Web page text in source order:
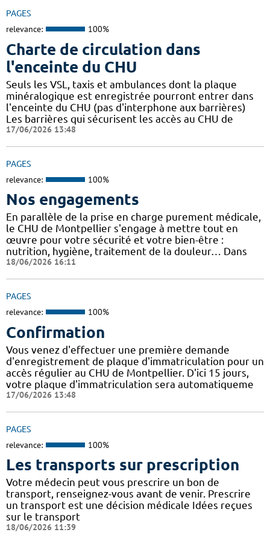
PAGES
relevance: 100%
Charte de circulation dans
l'enceinte du CHU
Seuls les VSL, taxis et ambulances dont la plaque
minéralogique est enregistrée pourront entrer dans
l'enceinte du CHU (pas d'interphone aux barrières)
Les barrières qui sécurisent les accès au CHU de
17/06/2026 13:48
PAGES
relevance: 100%
Nos engagements
En parallèle de la prise en charge purement médicale,
le CHU de Montpellier s'engage à mettre tout en
œuvre pour votre sécurité et votre bien-être :
nutrition, hygiène, traitement de la douleur… Dans
18/06/2026 16:11
PAGES
relevance: 100%
Confirmation
Vous venez d'effectuer une première demande
d'enregistrement de plaque d'immatriculation pour un
accès régulier au CHU de Montpellier. D'ici 15 jours,
votre plaque d'immatriculation sera automatiqueme
17/06/2026 13:48
PAGES
relevance: 100%
Les transports sur prescription
Votre médecin peut vous prescrire un bon de
transport, renseignez-vous avant de venir. Prescrire
un transport est une décision médicale Idées reçues
sur le transport
18/06/2026 11:39